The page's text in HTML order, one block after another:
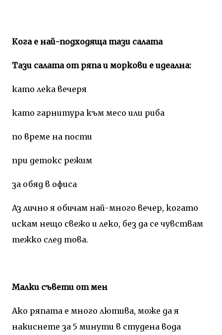
Кога е най-подходяща тази салата
Тази салата от ряпа и моркови е идеална:
като лека вечеря
като гарнитура към месо или риба
по време на пости
при детокс режим
за обяд в офиса
Аз лично я обичам най-много вечер, когато
искам нещо свежо и леко, без да се чувствам
тежко след това.
Малки съвети от мен
Ако ряпата е много лютива, може да я
накиснете за 5 минути в студена вода